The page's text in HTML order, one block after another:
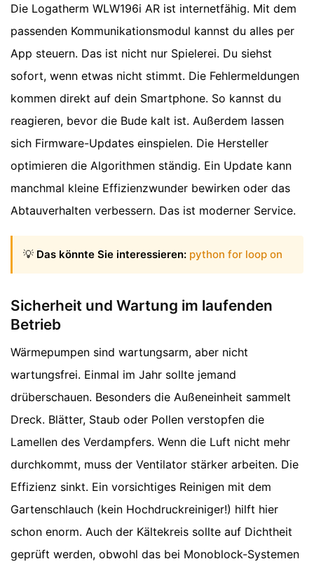
Die Logatherm WLW196i AR ist internetfähig. Mit dem
passenden Kommunikationsmodul kannst du alles per
App steuern. Das ist nicht nur Spielerei. Du siehst
sofort, wenn etwas nicht stimmt. Die Fehlermeldungen
kommen direkt auf dein Smartphone. So kannst du
reagieren, bevor die Bude kalt ist. Außerdem lassen
sich Firmware-Updates einspielen. Die Hersteller
optimieren die Algorithmen ständig. Ein Update kann
manchmal kleine Effizienzwunder bewirken oder das
Abtauverhalten verbessern. Das ist moderner Service.
💡 Das könnte Sie interessieren: python for loop on
Sicherheit und Wartung im laufenden
Betrieb
Wärmepumpen sind wartungsarm, aber nicht
wartungsfrei. Einmal im Jahr sollte jemand
drüberschauen. Besonders die Außeneinheit sammelt
Dreck. Blätter, Staub oder Pollen verstopfen die
Lamellen des Verdampfers. Wenn die Luft nicht mehr
durchkommt, muss der Ventilator stärker arbeiten. Die
Effizienz sinkt. Ein vorsichtiges Reinigen mit dem
Gartenschlauch (kein Hochdruckreiniger!) hilft hier
schon enorm. Auch der Kältekreis sollte auf Dichtheit
geprüft werden, obwohl das bei Monoblock-Systemen